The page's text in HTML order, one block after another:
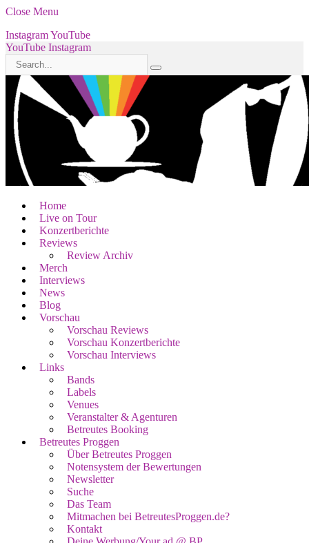
Close Menu
InstagramYouTube
YouTube Instagram
Home
Live on Tour
Konzertberichte
Reviews
Review Archiv
Merch
Interviews
News
Blog
Vorschau
Vorschau Reviews
Vorschau Konzertberichte
Vorschau Interviews
Links
Bands
Labels
Venues
Veranstalter & Agenturen
Betreutes Booking
Betreutes Proggen
Über Betreutes Proggen
Notensystem der Bewertungen
Newsletter
Suche
Das Team
Mitmachen bei BetreutesProggen.de?
Kontakt